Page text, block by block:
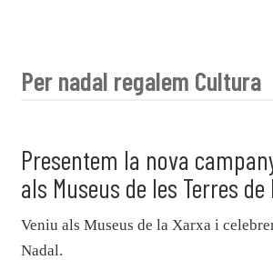
Per nadal regalem Cultura
Presentem la nova
als Museus de les Terres
Veniu als Museus de la Xarxa i
Nadal.